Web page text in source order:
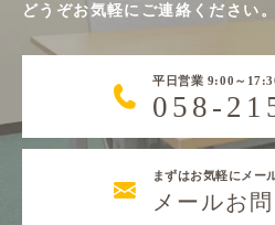
どうぞお気軽にご連絡ください。
平日営業 9:00～
058-
まずはお気軽にメー
メールお